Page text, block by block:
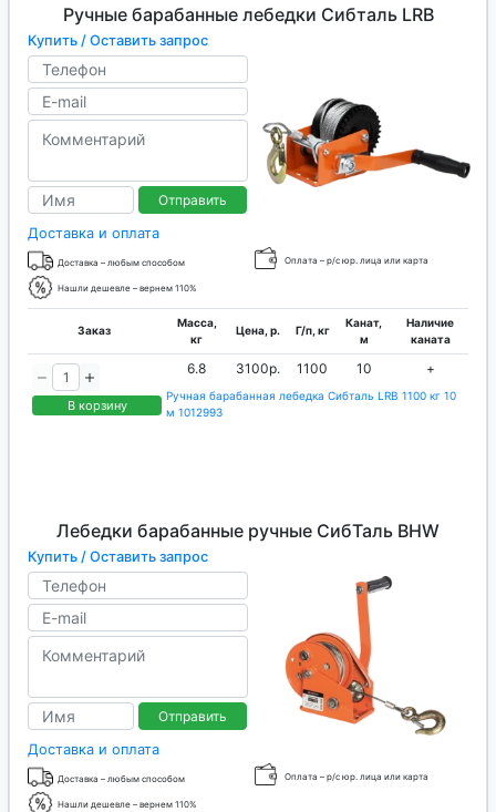
Ручные барабанные лебедки Сибталь LRB
Купить / Оставить запрос
Отправить
Доставка и оплата
Доставка – любым способом Оплата – р/с юр. лица или карта
Нашли дешевле – вернем 110%
Заказ
Масса,
кг
Цена, р. Г/п, кг
Канат,
м
Наличие
каната
В корзину
6.8 3100р. 1100 10 +
Ручная барабанная лебедка Сибталь LRB 1100 кг 10
м 1012993
Лебедки барабанные ручные СибТаль BHW
Купить / Оставить запрос
Отправить
Доставка и оплата
Доставка – любым способом Оплата – р/с юр. лица или карта
Нашли дешевле – вернем 110%